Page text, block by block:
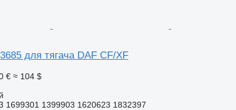
для тягача DAF CF/XF
€ ≈ 104 $
1699301 1399903 1620623 1832397